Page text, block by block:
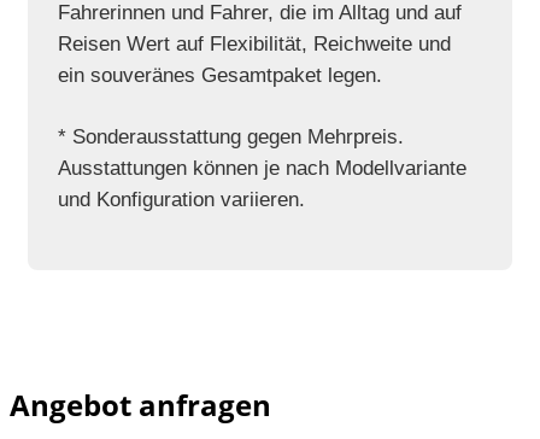
Fahrerinnen und Fahrer, die im Alltag und auf
Reisen Wert auf Flexibilität, Reichweite und
ein souveränes Gesamtpaket legen.
* Sonderausstattung gegen Mehrpreis.
Ausstattungen können je nach Modellvariante
und Konfiguration variieren.
Angebot anfragen